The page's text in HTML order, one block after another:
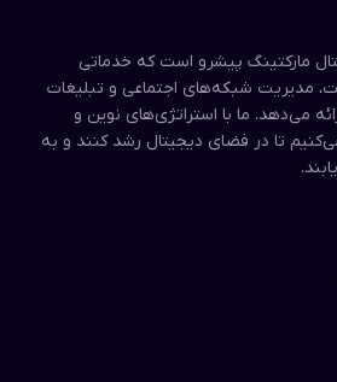
مارکتینگ پیشرو است که خدماتی
مدیریت شبکه‌های اجتماعی و تبلیغات
می‌دهد. ما با استراتژی‌های نوین و
تا در فضای دیجیتال رشد کنند و به